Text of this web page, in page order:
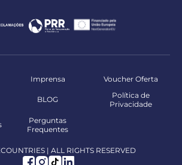
Imprensa Voucher Oferta
BLOG
Política de
Privacidade
Perguntas
Frequentes
| ALL RIGHTS RESERVED